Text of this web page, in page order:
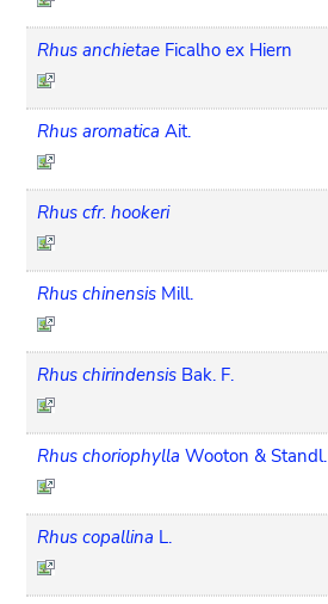
Rhus anchietae Ficalho ex Hiern
Rhus aromatica Ait.
Rhus cfr. hookeri
Rhus chinensis Mill.
Rhus chirindensis Bak. F.
Rhus choriophylla Wooton & Standl.
Rhus copallina L.